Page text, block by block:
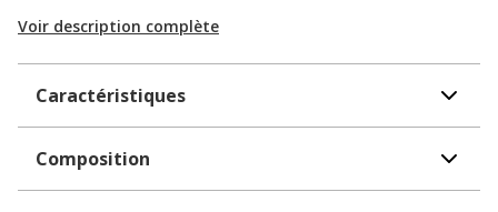
Voir description complète
Caractéristiques
Composition